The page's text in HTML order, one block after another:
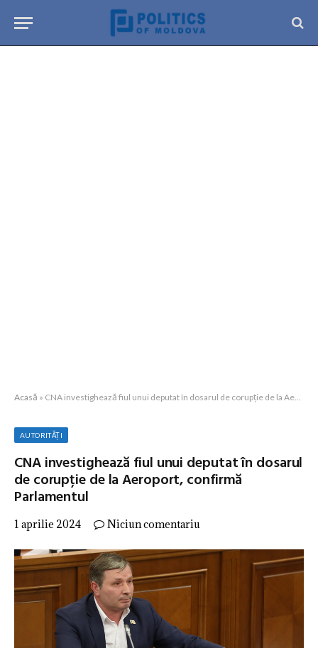
Acasă » CNA investighează fiul unui deputat în dosarul de corupție de la Aeroport, confirmă Parlamentul
AUTORITĂȚI
CNA investighează fiul unui deputat în dosarul
de corupție de la Aeroport, confirmă
Parlamentul
1 aprilie 2024 Niciun comentariu